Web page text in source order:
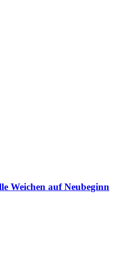
Weichen auf Neubeginn